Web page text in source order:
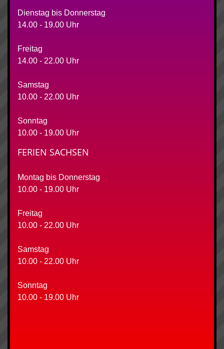
Dienstag bis Donnerstag
14.00 - 19.00 Uhr
Freitag
14.00 - 22.00 Uhr
Samstag
10.00 - 22.00 Uhr
Sonntag
10.00 - 19.00 Uhr
FERIEN SACHSEN
Montag bis Donnerstag
10.00 - 19.00 Uhr
Freitag
10.00 - 22.00 Uhr
Samstag
10.00 - 22.00 Uhr
Sonntag
10.00 - 19.00 Uhr